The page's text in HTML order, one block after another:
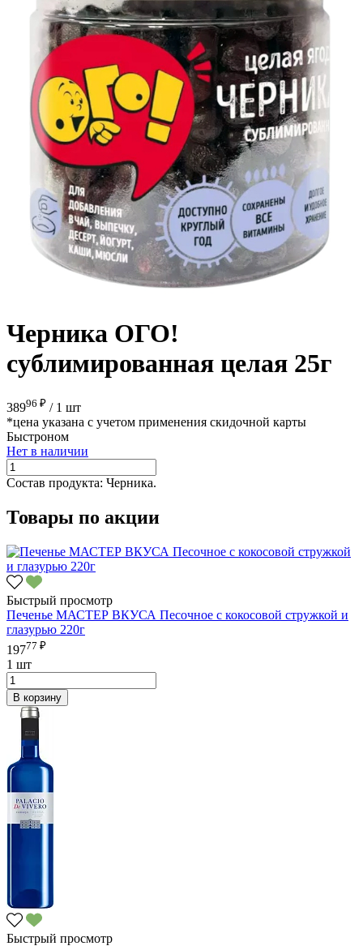
Черника ОГО!
сублимированная целая 25г
38996 ₽ / 1 шт
*цена указана с учетом применения скидочной карты
Быстроном
Нет в наличии
Состав продукта: Черника.
Товары по акции
Быстрый просмотр
Печенье МАСТЕР ВКУСА Песочное с кокосовой стружкой и
глазурью 220г
19777 ₽
1 шт
В корзину
Быстрый просмотр